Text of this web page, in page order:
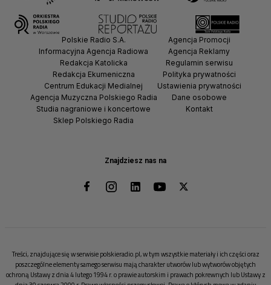
Znajdziesz nas na
Polskie Radio S.A.
Informacyjna Agencja Radiowa
Redakcja Katolicka
Redakcja Ekumeniczna
Centrum Edukacji Medialnej
Agencja Muzyczna Polskiego Radia
Studia nagraniowe i koncertowe
Sklep Polskiego Radia
Agencja Promocji
Agencja Reklamy
Regulamin serwisu
Polityka prywatności
Ustawienia prywatności
Dane osobowe
Kontakt
Treści, znajdujące się w serwisie polskieradio.pl, w tym wszystkie materiały i ich części oraz
poszczególne elementy samego serwisu mają charakter utworów lub wytworów objętych
ochroną Ustawy z dnia 4 lutego 1994 r. o prawie autorskim i prawach pokrewnych lub Ustawy z